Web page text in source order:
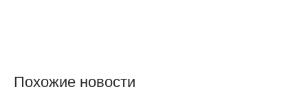
Похожие новости